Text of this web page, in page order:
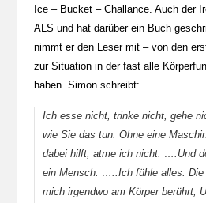
Ice – Bucket – Challance. Auch der
ALS und hat darüber ein Buch
nimmt er den Leser mit – von den
zur Situation in der fast alle
haben. Simon schreibt:
Ich esse nicht, trinke nicht, gehe
wie Sie das tun. Ohne eine
dabei hilft, atme ich nicht. ….Und
ein Mensch. …..Ich fühle alles. Die
mich irgendwo am Körper berührt,